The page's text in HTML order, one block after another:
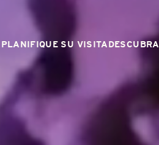
PLANIFIQUE SU VISITADESCUBRA